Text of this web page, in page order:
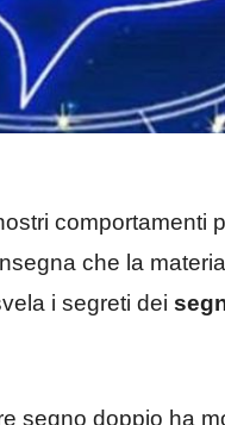
comportamenti
che la
i segreti dei
segno doppio ha